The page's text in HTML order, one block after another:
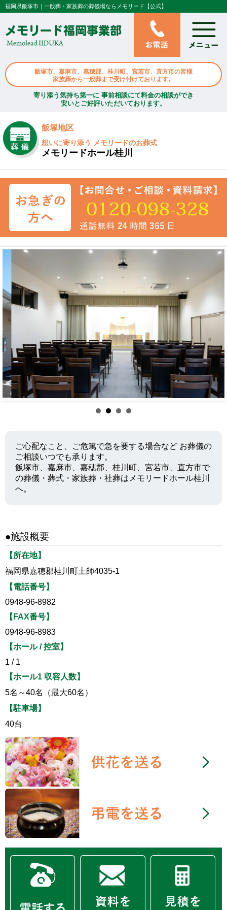
福岡県飯塚市｜一般葬・家族葬の葬儀場ならメモリード【公式】
飯塚市、嘉麻市、嘉穂郡、桂川町、宮若市、直方市の皆様
家族葬から一般葬まで受け付けております。
寄り添う気持ち第一に 事前相談にて料金の相談ができ
安いとご好評いただいております。
飯塚地区
想いに寄り添う メモリードのお葬式
メモリードホール桂川
ご心配なこと、ご危篤で急を要する場合など お葬儀の
ご相談いつでも承ります。
飯塚市、嘉麻市、嘉穂郡、桂川町、宮若市、直方市で
の葬儀・葬式・家族葬・社葬はメモリードホール桂川
へ。
●施設概要
【所在地】
福岡県嘉穂郡桂川町土師4035-1
【電話番号】
0948-96-8982
【FAX番号】
0948-96-8983
【ホール / 控室】
1 / 1
【ホール1 収容人数】
5名～40名（最大60名）
【駐車場】
40台